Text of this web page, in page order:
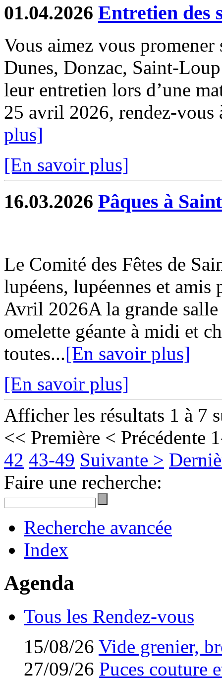
01.04.2026 Entretien des
Vous aimez vous
Dunes, Donzac, Saint-
leur entretien lors d’une
25 avril 2026, rendez-vous
plus]
[En savoir plus]
16.03.2026 Pâques à
Le Comité des Fêtes de
lupéens, lupéennes et
Avril 2026A la grande
omelette géante à midi et
toutes...[En savoir plus]
[En savoir plus]
Afficher les résultats 1 à 7
<< Première < Précédente
42 43-49 Suivante >
Faire une recherche:
Recherche avancée
Index
Agenda
Tous les Rendez-vous
15/08/26 Vide grenier,
27/09/26 Puces couture